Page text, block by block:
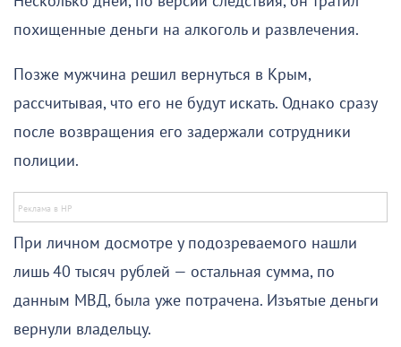
похищенные деньги на алкоголь и развлечения.
Позже мужчина решил вернуться в Крым,
рассчитывая, что его не будут искать. Однако сразу
после возвращения его задержали сотрудники
полиции.
При личном досмотре у подозреваемого нашли
лишь 40 тысяч рублей — остальная сумма, по
данным МВД, была уже потрачена. Изъятые деньги
вернули владельцу.